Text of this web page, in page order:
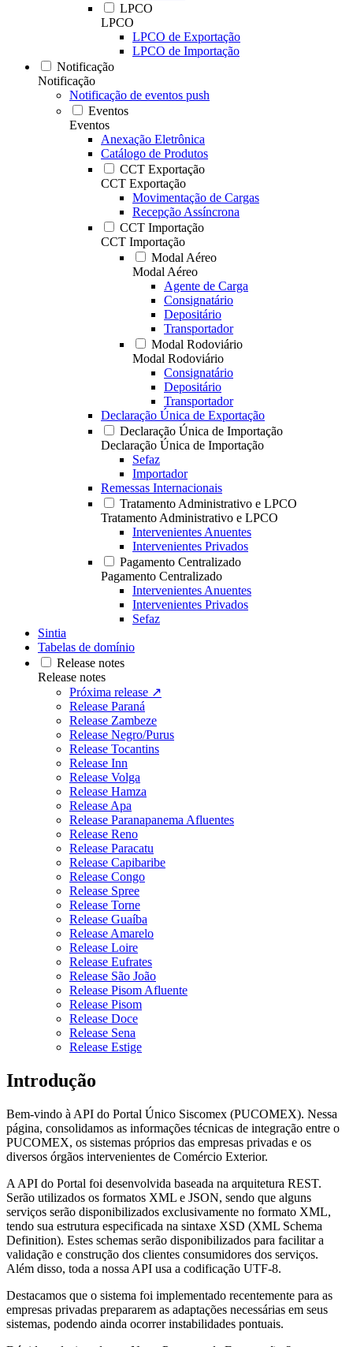
LPCO
LPCO
LPCO de Exportação
LPCO de Importação
Notificação
Notificação
Notificação de eventos push
Eventos
Eventos
Anexação Eletrônica
Catálogo de Produtos
CCT Exportação
CCT Exportação
Movimentação de Cargas
Recepção Assíncrona
CCT Importação
CCT Importação
Modal Aéreo
Modal Aéreo
Agente de Carga
Consignatário
Depositário
Transportador
Modal Rodoviário
Modal Rodoviário
Consignatário
Depositário
Transportador
Declaração Única de Exportação
Declaração Única de Importação
Declaração Única de Importação
Sefaz
Importador
Remessas Internacionais
Tratamento Administrativo e LPCO
Tratamento Administrativo e LPCO
Intervenientes Anuentes
Intervenientes Privados
Pagamento Centralizado
Pagamento Centralizado
Intervenientes Anuentes
Intervenientes Privados
Sefaz
Sintia
Tabelas de domínio
Release notes
Release notes
Próxima release ↗
Release Paraná
Release Zambeze
Release Negro/Purus
Release Tocantins
Release Inn
Release Volga
Release Hamza
Release Apa
Release Paranapanema Afluentes
Release Reno
Release Paracatu
Release Capibaribe
Release Congo
Release Spree
Release Torne
Release Guaíba
Release Amarelo
Release Loire
Release Eufrates
Release São João
Release Pisom Afluente
Release Pisom
Release Doce
Release Sena
Release Estige
Introdução
Bem-vindo à API do Portal Único Siscomex (PUCOMEX). Nessa
página, consolidamos as informações técnicas de integração entre o
PUCOMEX, os sistemas próprios das empresas privadas e os
diversos órgãos intervenientes de Comércio Exterior.
A API do Portal foi desenvolvida baseada na arquitetura REST.
Serão utilizados os formatos XML e JSON, sendo que alguns
serviços serão disponibilizados exclusivamente no formato XML,
tendo sua estrutura especificada na sintaxe XSD (XML Schema
Definition). Estes schemas serão disponibilizados para facilitar a
validação e construção dos clientes consumidores dos serviços.
Além disso, toda a nossa API usa a codificação UTF-8.
Destacamos que o sistema foi implementado recentemente para as
empresas privadas prepararem as adaptações necessárias em seus
sistemas, podendo ainda ocorrer instabilidades pontuais.